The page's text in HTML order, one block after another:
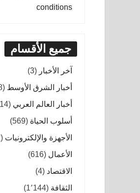
conditions
جميع الأقسام
آخر الأخبار (3)
أخبار الشرق الأوسط (498)
أخبار العالم العربي (914)
أسلوب الحياة (569)
الأجهزة والإلكترونيات (1٬402)
الأعمال (616)
الاقتصاد (4)
الثقافة (1٬144)